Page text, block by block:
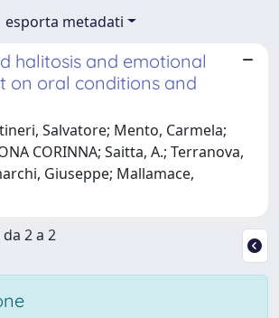
esporta metadati
halitosis and emotional
on oral conditions and
Salvatore; Mento, Carmela;
CORINNA; Saitta, A.; Terranova,
Giuseppe; Mallamace,
2 a 2